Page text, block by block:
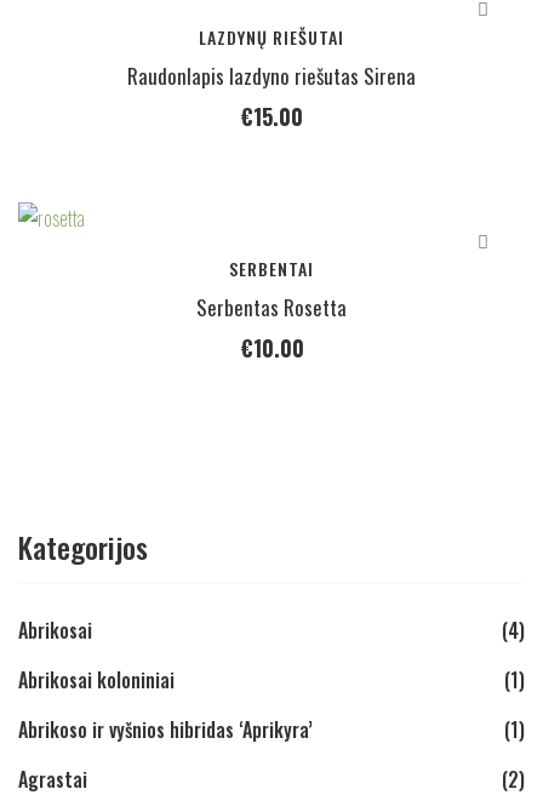
LAZDYNŲ RIEŠUTAI
Raudonlapis lazdyno riešutas Sirena
€15.00
SERBENTAI
Serbentas Rosetta
€10.00
Kategorijos
Abrikosai
(4)
Abrikosai koloniniai
(1)
Abrikoso ir vyšnios hibridas ‘Aprikyra’
(1)
Agrastai
(2)